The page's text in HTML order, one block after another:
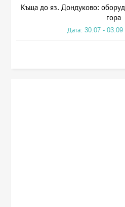
Къща до яз. Дондуково:
гора
Дата: 30.07 - 03.09